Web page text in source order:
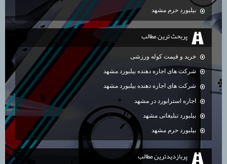
بیلبورد حرم مشهد
پربحث ترين مطالب
خرید و قیمت کوله ورزشی
شرکت های اجاره دهنده بیلبورد مشهد
شرکت های اجاره دهنده بیلبورد مشهد
اجاره استرابورد در مشهد
بیلبورد تبلیغاتی مشهد
بیلبورد حرم مشهد
پربازديدترين مطالب